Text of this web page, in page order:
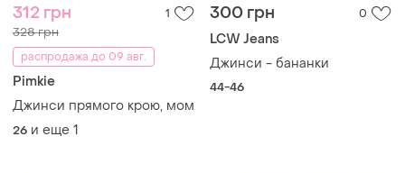
312 грн 1
328 грн
распродажа до 09 авг.
Pimkie
Джинси прямого крою, мом
26 и еще 1
300 грн 0
LCW Jeans
Джинси - бананки
44-46